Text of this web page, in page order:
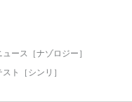
ース［ナゾロジー］
ト［シンリ］